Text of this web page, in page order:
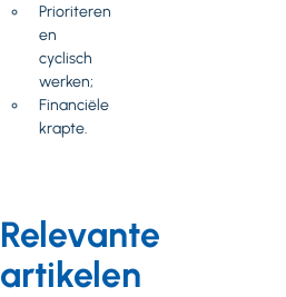
Prioriteren
en
cyclisch
werken;
Financiële
krapte.
Relevante
artikelen